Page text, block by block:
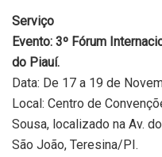
Serviço
Evento: 3º Fórum
do Piauí.
Data: De 17 a 19 de
Local: Centro de
Sousa, localizado na Av.
São João, Teresina/PI.